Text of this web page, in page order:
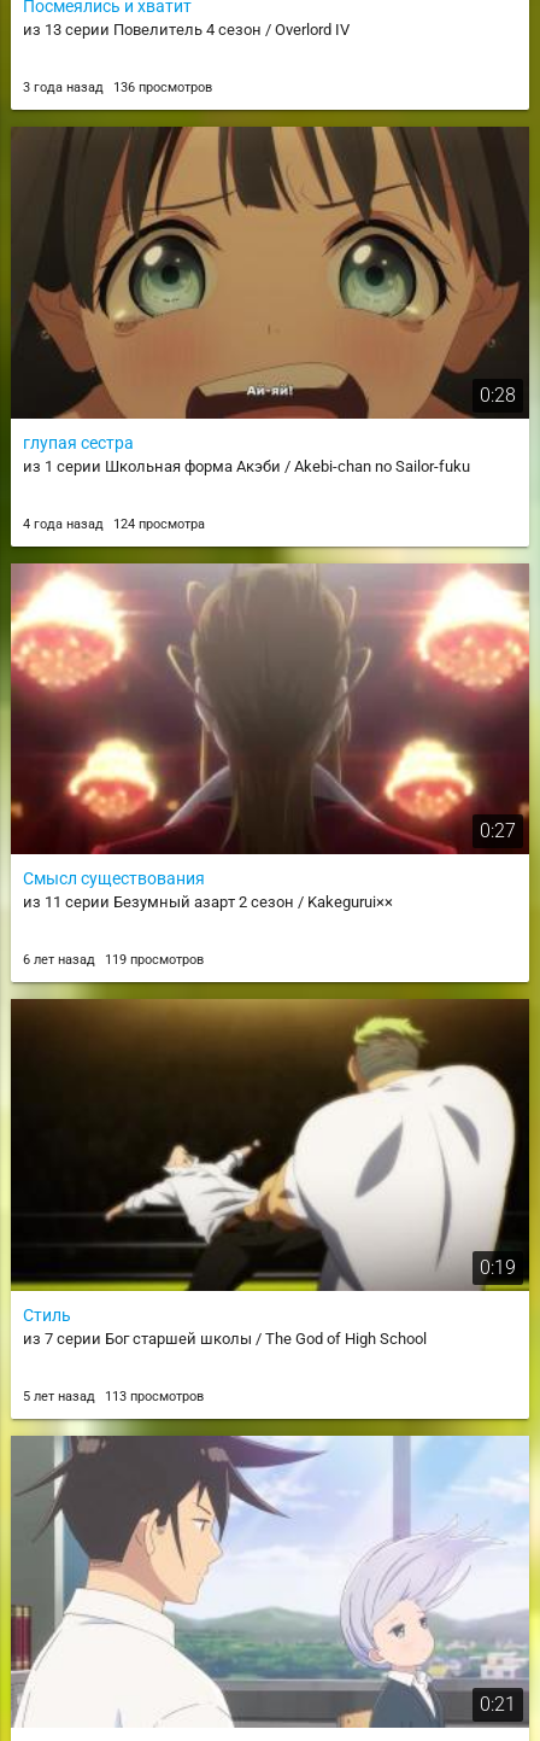
Посмеялись и хватит
из 13 серии Повелитель 4 сезон / Overlord IV
3 года назад 136 просмотров
0:28
глупая сестра
из 1 серии Школьная форма Акэби / Akebi-chan no Sailor-fuku
4 года назад 124 просмотра
0:27
Смысл существования
из 11 серии Безумный азарт 2 сезон / Kakegurui××
6 лет назад 119 просмотров
0:19
Стиль
из 7 серии Бог старшей школы / The God of High School
5 лет назад 113 просмотров
0:21